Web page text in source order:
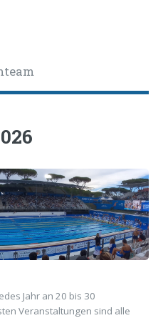
Jahr an 20 bis 30
Veranstaltungen sind alle